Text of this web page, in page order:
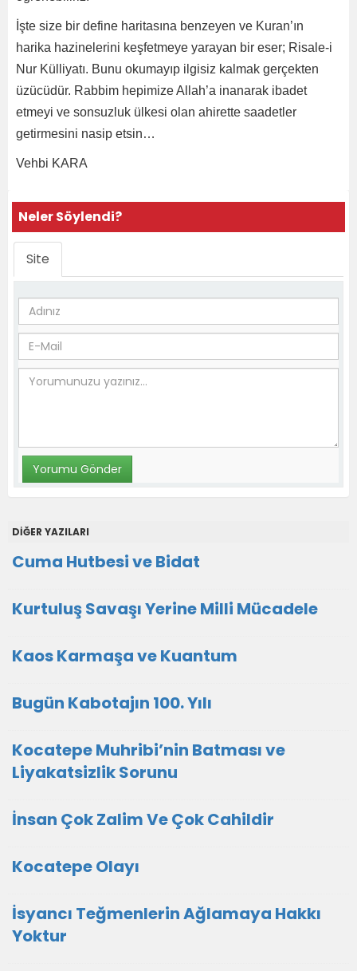
İşte size bir define haritasına benzeyen ve Kuran’ın
harika hazinelerini keşfetmeye yarayan bir eser; Risale-i
Nur Külliyatı. Bunu okumayıp ilgisiz kalmak gerçekten
üzücüdür. Rabbim hepimize Allah’a inanarak ibadet
etmeyi ve sonsuzluk ülkesi olan ahirette saadetler
getirmesini nasip etsin…
Vehbi KARA
Neler Söylendi?
Site
DİĞER YAZILARI
Cuma Hutbesi ve Bidat
Kurtuluş Savaşı Yerine Milli Mücadele
Kaos Karmaşa ve Kuantum
Bugün Kabotajın 100. Yılı
Kocatepe Muhribi’nin Batması ve
Liyakatsizlik Sorunu
İnsan Çok Zalim Ve Çok Cahildir
Kocatepe Olayı
İsyancı Teğmenlerin Ağlamaya Hakkı
Yoktur